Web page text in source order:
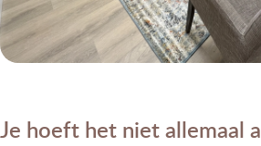
Je hoeft het niet allemaal